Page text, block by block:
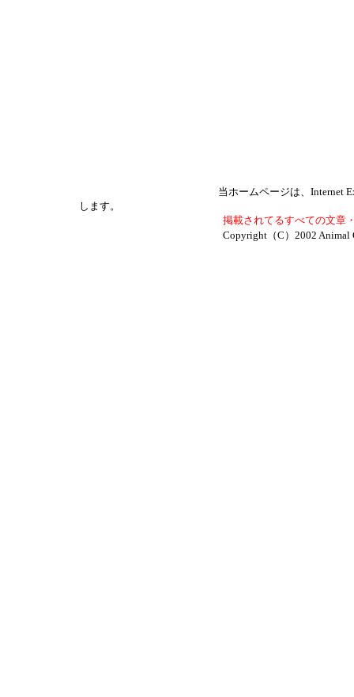
当ホームページは、Internet
します。
掲載されてるすべての文章・画像に関し
Copyright（C）2002 Animal